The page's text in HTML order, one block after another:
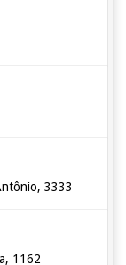
3333
1162